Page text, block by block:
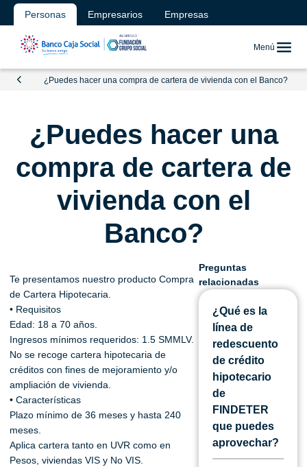
Personas Empresarios Empresas
Menú
¿Puedes hacer una compra de cartera de vivienda con el Banco?
¿Puedes hacer una
compra de cartera de
vivienda con el
Banco?
Te presentamos nuestro producto Compra
de Cartera Hipotecaria.
• Requisitos
Edad: 18 a 70 años.
Ingresos mínimos requeridos: 1.5 SMMLV.
No se recoge cartera hipotecaria de
créditos con fines de mejoramiento y/o
ampliación de vivienda.
• Características
Plazo mínimo de 36 meses y hasta 240
meses.
Aplica cartera tanto en UVR como en
Pesos, viviendas VIS y No VIS.
Preguntas
relacionadas
¿Qué es la
línea de
redescuento
de crédito
hipotecario
de
FINDETER
que puedes
aprovechar?